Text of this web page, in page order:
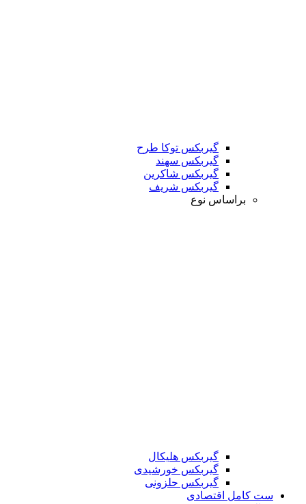
گیربکس توکا طرح
گیربکس سهند
گیربکس شاکرین
گیربکس شریف
براساس نوع
گیربکس هلیکال
گیربکس خورشیدی
گیربکس حلزونی
ست کامل اقتصادی